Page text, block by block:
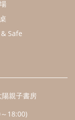
版本瀏覽器
©